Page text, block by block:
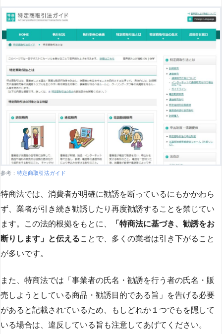
参考： 特定商取引法ガイド
特商法では、消費者が明確に勧誘を断っているにもかかわら
ず、業者が引き続き勧誘したり再度勧誘することを禁じてい
ます。この法的根拠をもとに、
「特商法に基づき、勧誘をお
断りします」と伝えることで、多くの業者は引き下がること
が多いです​​。
また、特商法では「事業者の氏名・勧誘を行う者の氏名・販
売しようとしている商品・勧誘目的である旨」を告げる必要
があると記載されているため、もしどれか１つでもを隠して
いる場合は、違反している旨も注意してあげてください。